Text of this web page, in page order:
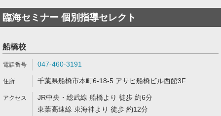
臨海セミナー 個別指導セレクト
船橋校
047-460-3191
千葉県船橋市本町6-18-5 アサヒ船橋ビル西館3F
JR中央・総武線 船橋より 徒歩 約6分
東葉高速線 東海神より 徒歩 約12分